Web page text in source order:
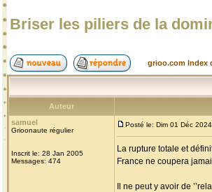
Briser les piliers de la
grioo.com Index
Auteur
samuel
Grioonaute régulier
Inscrit le: 28 Jan 2005
Messages: 474
Posté le: Dim 01 Déc
La rupture totale et
France ne coupera
Il ne peut y avoir de